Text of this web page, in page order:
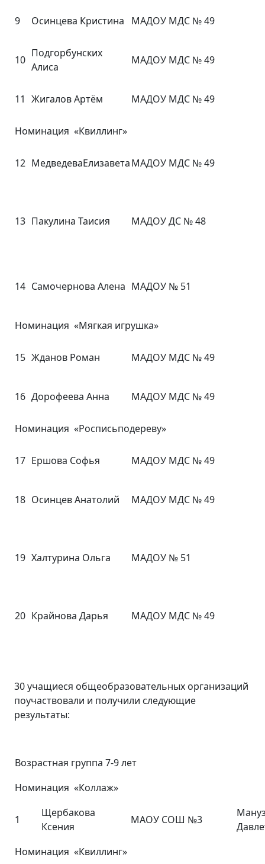
9 Осинцева Кристина МАДОУ МДС № 49
10
Подгорбунских
Алиса
МАДОУ МДС № 49
11 Жигалов Артём МАДОУ МДС № 49
Номинация «Квиллинг»
12 МедведеваЕлизаветаМАДОУ МДС № 49
13 Пакулина Таисия МАДОУ ДС № 48
14 Самочернова Алена МАДОУ № 51
Номинация «Мягкая игрушка»
15 Жданов Роман МАДОУ МДС № 49
16 Дорофеева Анна МАДОУ МДС № 49
Номинация «Росписьподереву»
17 Ершова Софья МАДОУ МДС № 49
18 Осинцев Анатолий МАДОУ МДС № 49
19 Халтурина Ольга МАДОУ № 51
20 Крайнова Дарья МАДОУ МДС № 49
30 учащиеся общеобразовательных организаций
поучаствовали и получили следующие
результаты:
Возрастная группа 7-9 лет
Номинация «Коллаж»
1
Щербакова
Ксения
МАОУ СОШ №3
Номинация «Квиллинг»